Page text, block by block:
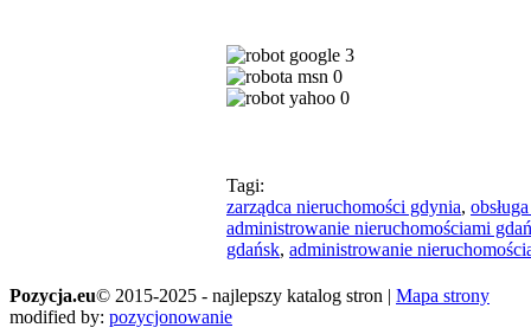
3
0
0
Tagi:
zarządca nieruchomości gdynia,
administrowanie nieruchomościami
gdańsk, administrowanie
Pozycja.eu© 2015-2025 - najlepszy katalog stron | Mapa strony
modified by: pozycjonowanie